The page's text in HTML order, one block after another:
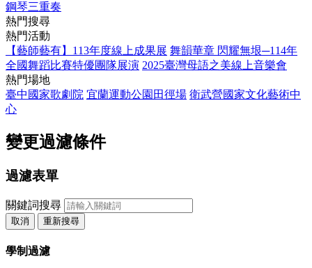
鋼琴三重奏
熱門搜尋
熱門活動
【藝師藝有】113年度線上成果展 舞韻華章 閃耀無垠─114年
全國舞蹈比賽特優團隊展演 2025臺灣母語之美線上音樂會
熱門場地
臺中國家歌劇院 宜蘭運動公園田徑場 衛武營國家文化藝術中
心
變更過濾條件
過濾表單
關鍵詞搜尋
取消 重新搜尋
學制過濾